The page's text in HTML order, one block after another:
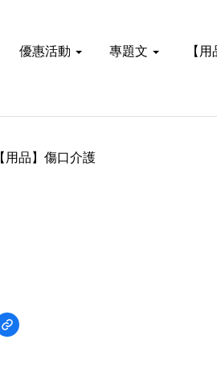
優惠活動 專題文 【
【用品】傷口介護